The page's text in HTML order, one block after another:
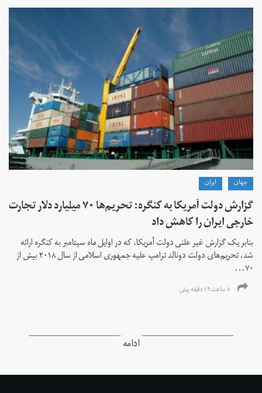
جهان ايران
گزارش دولت آمریکا به کنگره: تحریم‌ها ۷۰ میلیارد دلار تجارت
خارجی ایران را کاهش داد
بنابر یک گزارش غیر علنی دولت آمریکا، که در اوایل ماه سپتامبر به کنگره ارائه
شد، تحریم‌های دولت دونالد ترامپ علیه جمهوری اسلامی از سال ۲۰۱۸ بیش از
۷۰...
۸ ساعت ۱۹ دقیقه پیش
ادامه